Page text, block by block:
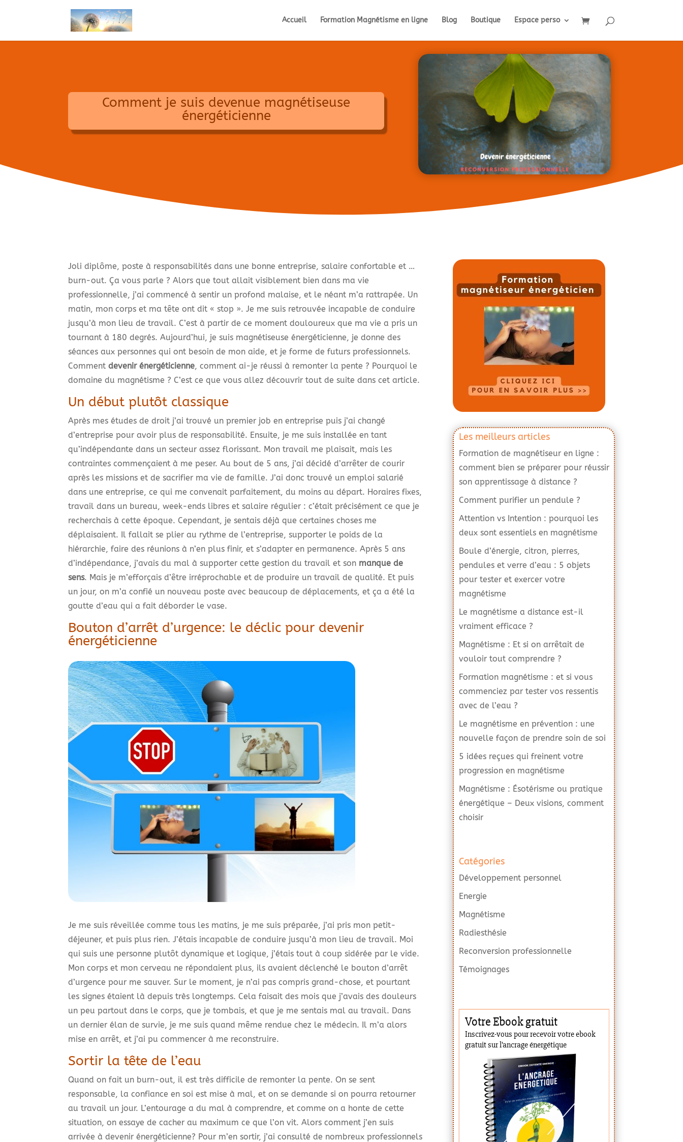
Accueil Formation Magnétisme en ligne Blog Boutique Espace perso
Comment je suis devenue magnétiseuse
énergéticienne
Joli diplôme, poste à responsabilités dans une bonne entreprise, salaire confortable et …
burn-out. Ça vous parle ? Alors que tout allait visiblement bien dans ma vie
professionnelle, j’ai commencé à sentir un profond malaise, et le néant m’a rattrapée. Un
matin, mon corps et ma tête ont dit « stop ». Je me suis retrouvée incapable de conduire
jusqu’à mon lieu de travail. C’est à partir de ce moment douloureux que ma vie a pris un
tournant à 180 degrés. Aujourd’hui, je suis magnétiseuse énergéticienne, je donne des
séances aux personnes qui ont besoin de mon aide, et je forme de futurs professionnels.
Commentdevenir énergéticienne, comment ai-je réussi à remonter la pente ? Pourquoi le
domaine du magnétisme ? C’est ce que vous allez découvrir tout de suite dans cet article.
Un début plutôt classique
Après mes études de droit j’ai trouvé un premier job en entreprise puis j’ai changé
d’entreprise pour avoir plus de responsabilité. Ensuite, je me suis installée en tant
qu’indépendante dans un secteur assez florissant. Mon travail me plaisait, mais les
contraintes commençaient à me peser. Au bout de 5 ans, j’ai décidé d’arrêter de courir
après les missions et de sacrifier ma vie de famille. J’ai donc trouvé un emploi salarié
dans une entreprise, ce qui me convenait parfaitement, du moins au départ. Horaires fixes,
travail dans un bureau, week-ends libres et salaire régulier : c’était précisément ce que je
recherchais à cette époque. Cependant, je sentais déjà que certaines choses me
déplaisaient. Il fallait se plier au rythme de l’entreprise, supporter le poids de la
hiérarchie, faire des réunions à n’en plus finir, et s’adapter en permanence. Après 5 ans
d’indépendance, j’avais du mal à supporter cette gestion du travail et son manque de
sens. Mais je m’efforçais d’être irréprochable et de produire un travail de qualité. Et puis
un jour, on m’a confié un nouveau poste avec beaucoup de déplacements, et ça a été la
goutte d’eau qui a fait déborder le vase.
Bouton d’arrêt d’urgence: le déclic pour devenir
énergéticienne
Je me suis réveillée comme tous les matins, je me suis préparée, j’ai pris mon petit-
déjeuner, et puis plus rien. J’étais incapable de conduire jusqu’à mon lieu de travail. Moi
qui suis une personne plutôt dynamique et logique, j’étais tout à coup sidérée par le vide.
Mon corps et mon cerveau ne répondaient plus, ils avaient déclenché le bouton d’arrêt
d’urgence pour me sauver. Sur le moment, je n’ai pas compris grand-chose, et pourtant
les signes étaient là depuis très longtemps. Cela faisait des mois que j’avais des douleurs
un peu partout dans le corps, que je tombais, et que je me sentais mal au travail. Dans
un dernier élan de survie, je me suis quand même rendue chez le médecin. Il m’a alors
mise en arrêt, et j’ai pu commencer à me reconstruire.
Sortir la tête de l’eau
Quand on fait un burn-out, il est très difficile de remonter la pente. On se sent
responsable, la confiance en soi est mise à mal, et on se demande si on pourra retourner
au travail un jour. L’entourage a du mal à comprendre, et comme on a honte de cette
situation, on essaye de cacher au maximum ce que l’on vit. Alors comment j’en suis
arrivée à devenir énergéticienne? Pour m’en sortir, j’ai consulté de nombreux professionnels
Les meilleurs articles
Formation de magnétiseur en ligne :
comment bien se préparer pour réussir
son apprentissage à distance ?
Comment purifier un pendule ?
Attention vs Intention : pourquoi les
deux sont essentiels en magnétisme
Boule d’énergie, citron, pierres,
pendules et verre d’eau : 5 objets
pour tester et exercer votre
magnétisme
Le magnétisme a distance est-il
vraiment efficace ?
Magnétisme : Et si on arrêtait de
vouloir tout comprendre ?
Formation magnétisme : et si vous
commenciez par tester vos ressentis
avec de l’eau ?
Le magnétisme en prévention : une
nouvelle façon de prendre soin de soi
5 idées reçues qui freinent votre
progression en magnétisme
Magnétisme : Ésotérisme ou pratique
énergétique – Deux visions, comment
choisir
Catégories
Développement personnel
Energie
Magnétisme
Radiesthésie
Reconversion professionnelle
Témoignages